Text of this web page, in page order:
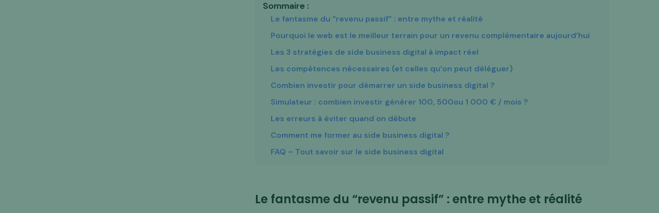
Sommaire :
Le fantasme du “revenu passif” : entre mythe et réalité
Pourquoi le web est le meilleur terrain pour un revenu complémentaire aujourd’hui
Les 3 stratégies de side business digital à impact réel
Les compétences nécessaires (et celles qu’on peut déléguer)
Combien investir pour démarrer un side business digital ?
Simulateur : combien investir générer 100, 500ou 1 000 € / mois ?
Les erreurs à éviter quand on débute
Comment me former au side business digital ?
FAQ – Tout savoir sur le side business digital
Le fantasme du “revenu passif” : entre mythe et réalité